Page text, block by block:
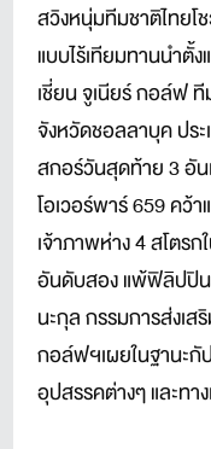
สวิงหนุ่มทีมชาติไทยโ
แบบไร้เทียมทานนำตั้
เชี่ยน จูเนียร์ กอล์ฟ
จังหวัดชอลลาบุค ปร
สกอร์วันสุดท้าย 3 อั
โอเวอร์พาร์ 659 คว้
เจ้าภาพห่าง 4 สโต
อันดับสอง แพ้ฟิลิปปิน
นะกุล กรรมการส่งเ
กอล์ฟฯเผยในฐานะ
อุปสรรคต่างๆ และทา